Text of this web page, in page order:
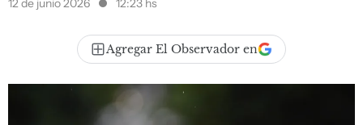
12 de junio 2026 12:23 hs
Agregar El Observador en